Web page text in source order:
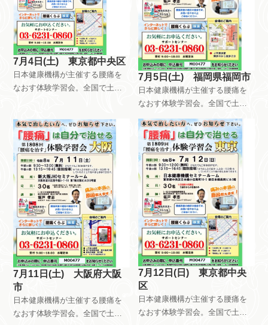
7月4日(土) 東京都中央区
日本健康機構が主催する腰痛を
なおす体験学習会。全国で土曜
れが参加しても無料です。午後
は会員限定で開催しています。
自分で慢性痛を治すためのメン
テナンス方法を指導していま
す。
7月5日(土) 福岡県福岡市
日本健康機構が主催する腰痛を
なおす体験学習会。全国で土曜
日日曜日祝日を使って、月8回以
上開催しています。午前中はだ
れが参加しても無料です。午後
は会員限定で開催しています。
自分で慢性痛を治すためのメン
テナンス方法を指導していま
す。
7月11日(土) 大阪府大阪
市
日本健康機構が主催する腰痛を
なおす体験学習会。全国で土曜
7月12日(日) 東京都中央
区
日本健康機構が主催する腰痛を
なおす体験学習会。全国で土曜